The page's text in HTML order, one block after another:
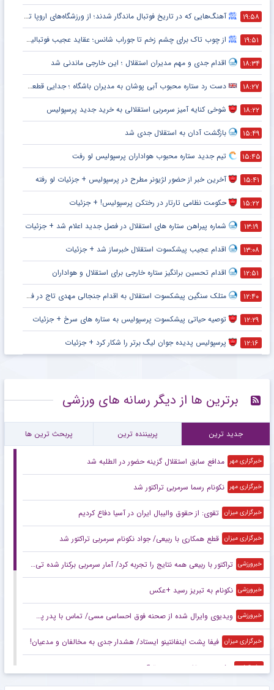
۱۹:۵۸ آهنگ‌هایی که در تاریخ فوتبال ماندگار شدند؛ از ورزشگاه‌های اروپا تا جام جهانی
۱۹:۵۱ از چوب تاک برای چشم زخم تا جوراب شانس؛ عقاید عجیب فوتبالیست‌ها!
۱۸:۳۴ اقدام جدی و مهم مدیران استقلال ؛ این خارجی ماندنی شد
۱۸:۲۷ دست رد ستاره محبوب آبی پوشان به مدیران باشگاه ؛ جدایی قطعی است !
۱۸:۲۲ شوخی کنایه آمیز سرمربی استقلالی به خرید جدید پرسپولیس
۱۵:۴۹ بازگشت آدان به استقلال جدی شد
۱۵:۴۵ تیم جدید ستاره محبوب هواداران پرسپولیس لو رفت
۱۵:۴۱ آخرین خبر از حضور لژیونر مطرح در پرسپولیس + جزئیات لو رفته
۱۵:۲۲ حکومت نظامی تارتار در رختکن پرسپولیس! + جزئیات
۱۳:۱۹ شماره پیراهن ستاره های استقلال در فصل جدید اعلام شد + جزئیات
۱۳:۰۸ اقدام عجیب پیشکسوت استقلال خبرساز شد + جزئیات
۱۲:۵۱ اقدام تحسین برانگیز ستاره خارجی برای استقلال و هواداران
۱۲:۴۰ متلک سنگین پیشکسوت استقلال به اقدام جنجالی مهدی تاج در فدراسیون فوتبال
۱۲:۲۹ توصیه حیاتی پیشکسوت پرسپولیس به ستاره های سرخ + جزئیات
۱۲:۱۶ پرسپولیس پدیده جوان لیگ برتر را شکار کرد + جزئیات
برترین ها از دیگر رسانه های ورزشی
جدید ترین پربیننده ترین پربحث ترین ها
خبرگزاری مهر مدافع سابق استقلال گزینه حضور در الطلبه شد
خبرگزاری مهر نکونام رسما سرمربی تراکتور شد
خبرگزاری میزان تقوی: از حقوق والیبال ایران در آسیا دفاع کردیم
خبرگزاری میزان قطع همکاری با ربیعی/ جواد نکونام سرمربی تراکتور شد
خبرورزشی تراکتور با ربیعی همه نتایج را تجربه کرد/ آمار سرمربی برکنار شده تی‌تی‌ها
خبرورزشی نکونام به تبریز رسید +عکس
خبرورزشی ویدیوی وایرال شده از صحنه فوق احساسی مسی/ تماس با پدر پس از اولین قهرمانی ملی!
خبرگزاری میزان فیفا پشت اینفانتینو ایستاد/ هشدار جدی به مخالفان و مدعیان!
مشرق نیوز پشت پرده تغییر سرمربی تراکتور